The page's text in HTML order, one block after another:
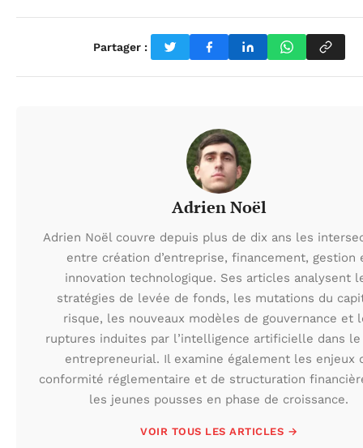
Partager :
Adrien Noël
Adrien Noël couvre depuis plus de dix ans les
entre création d’entreprise, financement, gestion
innovation technologique. Ses articles analysent
stratégies de levée de fonds, les mutations du
risque, les nouveaux modèles de gouvernance et
ruptures induites par l’intelligence artificielle dans
entrepreneurial. Il examine également les enjeux
conformité réglementaire et de structuration
les jeunes pousses en phase de croissance.
VOIR TOUS LES ARTICLES →